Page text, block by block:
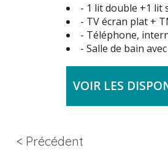
- 1 lit double +1 lit
- TV écran plat +
- Téléphone,
- Salle de bain
VOIR LES
< Précédent